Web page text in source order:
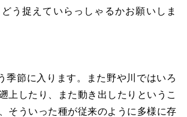
う捉えていらっしゃるかお願いしま
季節に入ります。また野や川ではいろ
上したり、また動き出したりというこ
そういった種が従来のように多様に存